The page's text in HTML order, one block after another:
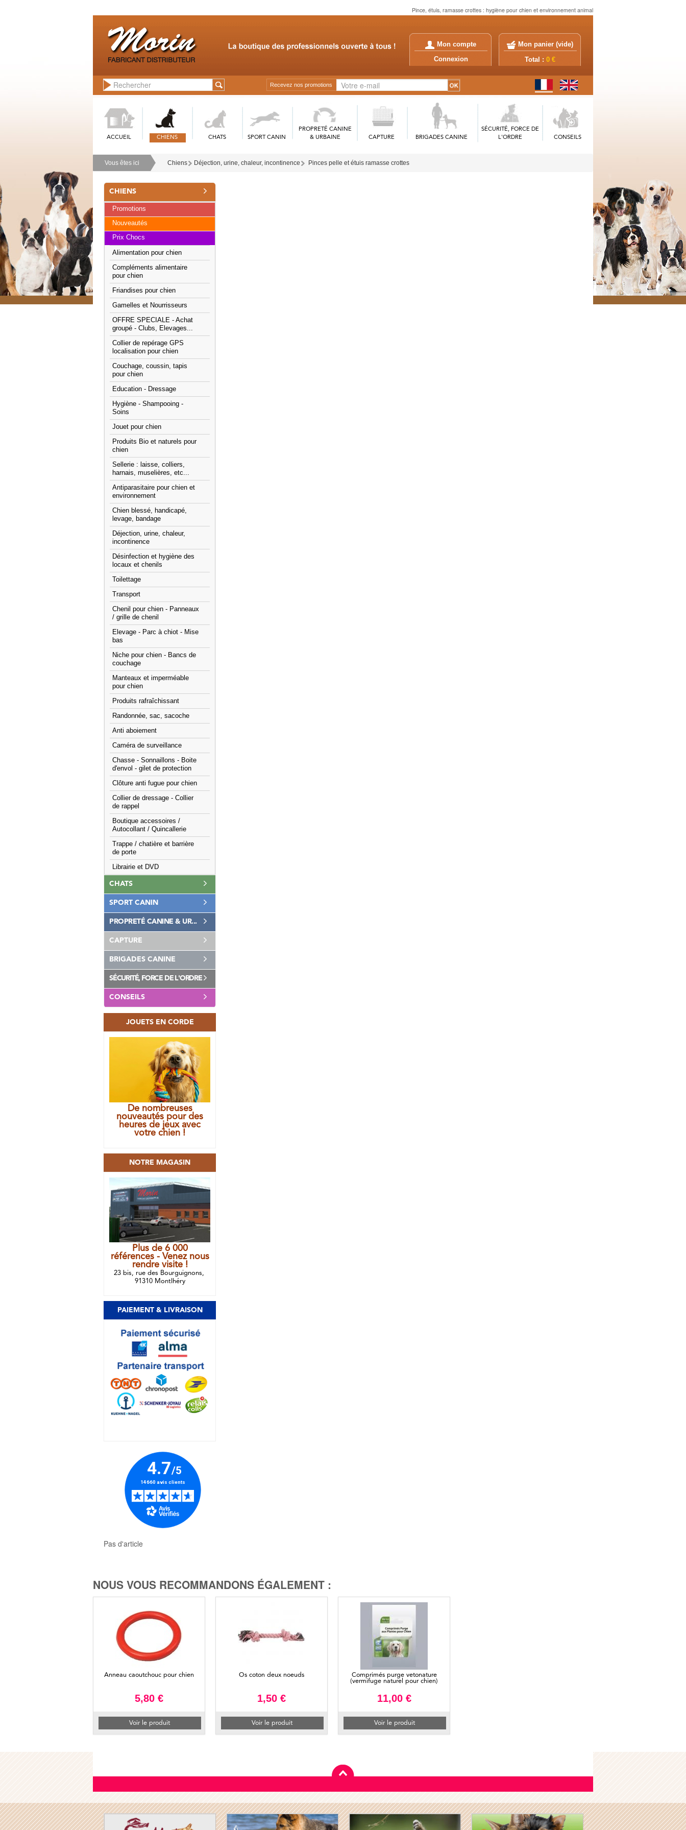
Pince, étuis, ramasse crottes : hygiène pour chien et environnement animal
Mon compte
Connexion
Mon panier (vide)
Total : 0 €
Recevez nos promotions
ACCUEIL CHIENS CHATS SPORT CANIN
PROPRETÉ CANINE
& URBAINE
CAPTURE BRIGADES CANINE
SÉCURITÉ, FORCE DE
L'ORDRE
CONSEILS
Vous êtes ici Chiens Déjection, urine, chaleur, incontinence Pinces pelle et étuis ramasse crottes
CHIENS
Promotions
Nouveautés
Prix Chocs
Alimentation pour chien
Compléments alimentaire
pour chien
Friandises pour chien
Gamelles et Nourrisseurs
OFFRE SPECIALE - Achat
groupé - Clubs, Elevages...
Collier de repérage GPS
localisation pour chien
Couchage, coussin, tapis
pour chien
Education - Dressage
Hygiène - Shampooing -
Soins
Jouet pour chien
Produits Bio et naturels pour
chien
Sellerie : laisse, colliers,
harnais, muselières, etc...
Antiparasitaire pour chien et
environnement
Chien blessé, handicapé,
levage, bandage
Déjection, urine, chaleur,
incontinence
Désinfection et hygiène des
locaux et chenils
Toilettage
Transport
Chenil pour chien - Panneaux
/ grille de chenil
Elevage - Parc à chiot - Mise
bas
Niche pour chien - Bancs de
couchage
Manteaux et imperméable
pour chien
Produits rafraîchissant
Randonnée, sac, sacoche
Anti aboiement
Caméra de surveillance
Chasse - Sonnaillons - Boite
d'envol - gilet de protection
Clôture anti fugue pour chien
Collier de dressage - Collier
de rappel
Boutique accessoires /
Autocollant / Quincallerie
Trappe / chatière et barrière
de porte
Librairie et DVD
CHATS
SPORT CANIN
PROPRETÉ CANINE & UR...
CAPTURE
BRIGADES CANINE
SÉCURITÉ, FORCE DE L'ORDRE
CONSEILS
JOUETS EN CORDE
De nombreuses
nouveautés pour des
heures de jeux avec
votre chien !
NOTRE MAGASIN
Plus de 6 000
références - Venez nous
rendre visite !
23 bis, rue des Bourguignons,
91310 Montlhéry
PAIEMENT & LIVRAISON
Pas d'article
NOUS VOUS RECOMMANDONS ÉGALEMENT :
Anneau caoutchouc pour chien
5,80 €
Voir le produit
Os coton deux noeuds
1,50 €
Voir le produit
Comprimés purge vetonature
(vermifuge naturel pour chien)
11,00 €
Voir le produit